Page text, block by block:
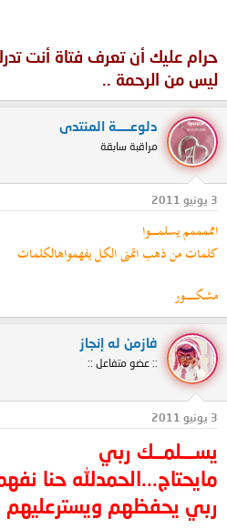
حرام عليك أن تعرف فتاة أنت
ليس من الرحمة ..
دلوعـــــة المنتدى
مراقبة سابقة
3 يونيو 2011
امممممم يسلمــــــــوا
كلمات من ذهب اتمنى الكل يفهمواهالكلمات
مشكــــــــــــور
فازمن له إنجاز
:: عضو متفاعل ::
3 يونيو 2011
يســـلمــك ربي
مايحتاج...الحمدلله حنا
ربي يحفظهم ويسترعليهم